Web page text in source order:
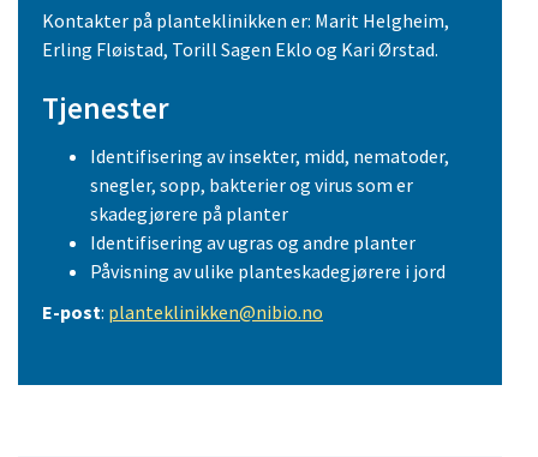
Kontakter på planteklinikken er: Marit Helgheim,
Erling Fløistad, Torill Sagen Eklo og Kari Ørstad.
Tjenester
Identifisering av insekter, midd, nematoder,
snegler, sopp, bakterier og virus som er
skadegjørere på planter
Identifisering av ugras og andre planter
Påvisning av ulike planteskadegjørere i jord
E-post: planteklinikken@nibio.no